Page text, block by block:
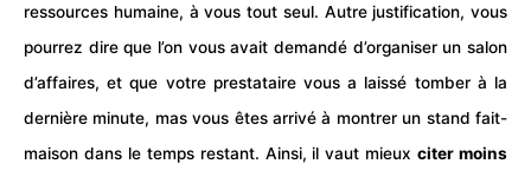
ressources humaine, à vous tout seul. Autre justification, vous
pourrez dire que l’on vous avait demandé d’organiser un salon
d’affaires, et que votre prestataire vous a laissé tomber à la
dernière minute, mas vous êtes arrivé à montrer un stand fait-
maison dans le temps restant. Ainsi, il vaut mieuxciter moins